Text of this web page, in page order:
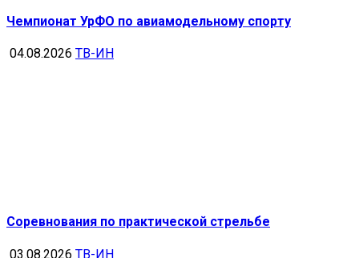
Чемпионат УрФО по авиамодельному спорту
04.08.2026 ТВ-ИН
Соревнования по практической стрельбе
03.08.2026 ТВ-ИН